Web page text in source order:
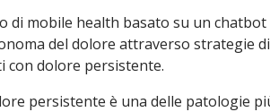
di mobile health basato su un chatbot
del dolore attraverso strategie
con dolore persistente.
persistente è una delle patologie